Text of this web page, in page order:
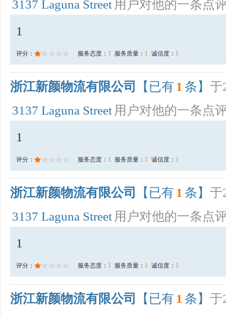
3137 Laguna Street 用户对他的一条点
1
评分： 服务态度： 1 服务质量： 1 诚信度： 1
浙江新颜物流有限公司 【已有 1 条】 于
3137 Laguna Street 用户对他的一条点
1
评分： 服务态度： 1 服务质量： 1 诚信度： 1
浙江新颜物流有限公司 【已有 1 条】 于
3137 Laguna Street 用户对他的一条点
1
评分： 服务态度： 1 服务质量： 1 诚信度： 1
浙江新颜物流有限公司 【已有 1 条】 于